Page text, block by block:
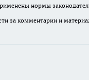
нормы
за комментарии и